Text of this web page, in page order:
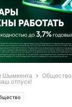
Шымкента Общество
отпуск!